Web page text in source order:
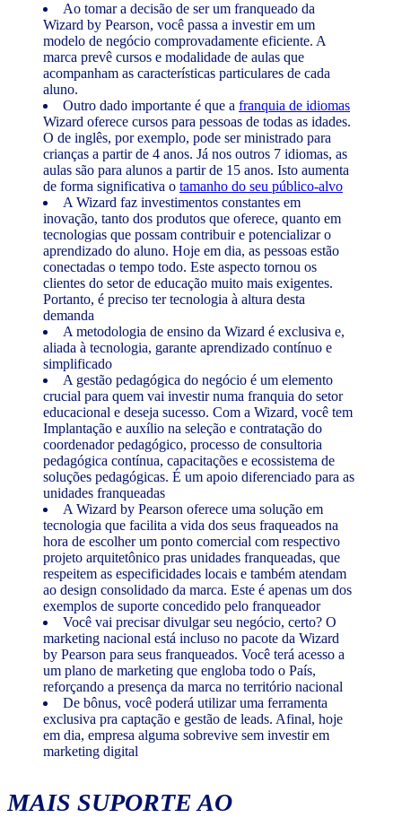
Ao tomar a decisão de ser um franqueado da
Wizard by Pearson, você passa a investir em um
modelo de negócio comprovadamente eficiente. A
marca prevê cursos e modalidade de aulas que
acompanham as características particulares de cada
aluno.
Outro dado importante é que a franquia de idiomas
Wizard oferece cursos para pessoas de todas as idades.
O de inglês, por exemplo, pode ser ministrado para
crianças a partir de 4 anos. Já nos outros 7 idiomas, as
aulas são para alunos a partir de 15 anos. Isto aumenta
de forma significativa o tamanho do seu público-alvo
A Wizard faz investimentos constantes em
inovação, tanto dos produtos que oferece, quanto em
tecnologias que possam contribuir e potencializar o
aprendizado do aluno. Hoje em dia, as pessoas estão
conectadas o tempo todo. Este aspecto tornou os
clientes do setor de educação muito mais exigentes.
Portanto, é preciso ter tecnologia à altura desta
demanda
A metodologia de ensino da Wizard é exclusiva e,
aliada à tecnologia, garante aprendizado contínuo e
simplificado
A gestão pedagógica do negócio é um elemento
crucial para quem vai investir numa franquia do setor
educacional e deseja sucesso. Com a Wizard, você tem
Implantação e auxílio na seleção e contratação do
coordenador pedagógico, processo de consultoria
pedagógica contínua, capacitações e ecossistema de
soluções pedagógicas. É um apoio diferenciado para as
unidades franqueadas
A Wizard by Pearson oferece uma solução em
tecnologia que facilita a vida dos seus fraqueados na
hora de escolher um ponto comercial com respectivo
projeto arquitetônico pras unidades franqueadas, que
respeitem as especificidades locais e também atendam
ao design consolidado da marca. Este é apenas um dos
exemplos de suporte concedido pelo franqueador
Você vai precisar divulgar seu negócio, certo? O
marketing nacional está incluso no pacote da Wizard
by Pearson para seus franqueados. Você terá acesso a
um plano de marketing que engloba todo o País,
reforçando a presença da marca no território nacional
De bônus, você poderá utilizar uma ferramenta
exclusiva pra captação e gestão de leads. Afinal, hoje
em dia, empresa alguma sobrevive sem investir em
marketing digital
MAIS SUPORTE AO